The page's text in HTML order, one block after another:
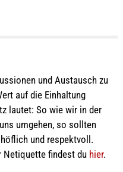
und Austausch zu
auf die Einhaltung
lautet: So wie wir in der
umgehen, so sollten
und respektvoll.
Netiquette findest du hier.